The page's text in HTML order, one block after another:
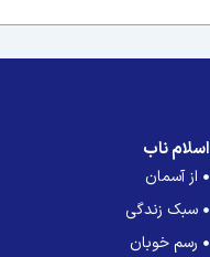
اسلام ناب
از آسمان
سبک زندگی
رسم خوبان